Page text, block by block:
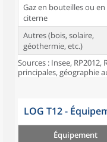
Gaz en bouteilles ou en
citerne
Autres (bois, solaire,
géothermie, etc.)
Sources : Insee,
principales, géographie
LOG T12 -
Équipement